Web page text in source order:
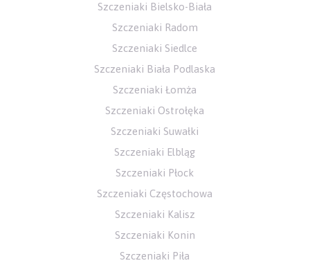
Szczeniaki Bielsko-Biała
Szczeniaki Radom
Szczeniaki Siedlce
Szczeniaki Biała Podlaska
Szczeniaki Łomża
Szczeniaki Ostrołęka
Szczeniaki Suwałki
Szczeniaki Elbląg
Szczeniaki Płock
Szczeniaki Częstochowa
Szczeniaki Kalisz
Szczeniaki Konin
Szczeniaki Piła